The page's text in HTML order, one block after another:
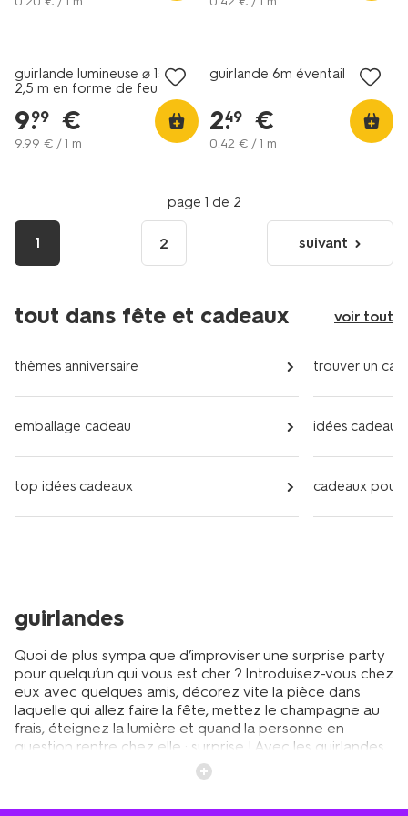
guirlande lumineuse ⌀ 18 x
2,5 m en forme de feu
d'artifice pour l'intérieur et
l'extérieur
9.
99 €
9.99 € / 1 m
guirlande 6m éventail
2.
49 €
0.42 € / 1 m
page 1 de 2
1 2
page
suivante
suivant
tout dans fête et cadeaux voir tout
thèmes anniversaire
emballage cadeau
top idées cadeaux
trouver un
idées
cadeaux pour
guirlandes
Quoi de plus sympa que d’improviser une surprise party
pour quelqu’un qui vous est cher ? Introduisez-vous chez
eux avec quelques amis, décorez vite la pièce dans
laquelle qui allez faire la fête, mettez le champagne au
frais, éteignez la lumière et quand la personne en
question rentre chez elle : surprise ! Avec les guirlandes
de HEMA, vous pouvez habiller n’importe quelle fête en
un rien de temps. La guirlande est peut-être l’article de